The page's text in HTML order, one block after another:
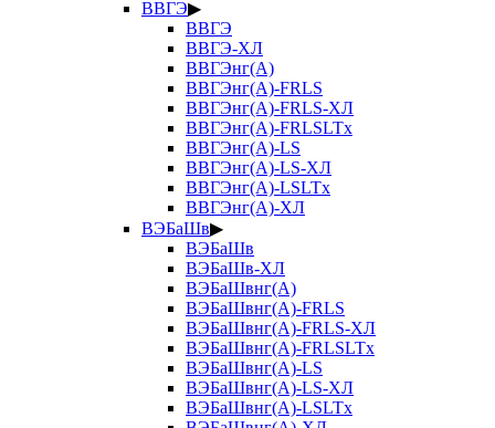
ВВГЭ▶
ВВГЭ
ВВГЭ-ХЛ
ВВГЭнг(А)
ВВГЭнг(А)-FRLS
ВВГЭнг(А)-FRLS-ХЛ
ВВГЭнг(А)-FRLSLTx
ВВГЭнг(А)-LS
ВВГЭнг(А)-LS-ХЛ
ВВГЭнг(А)-LSLTx
ВВГЭнг(А)-ХЛ
ВЭБаШв▶
ВЭБаШв
ВЭБаШв-ХЛ
ВЭБаШвнг(А)
ВЭБаШвнг(А)-FRLS
ВЭБаШвнг(А)-FRLS-ХЛ
ВЭБаШвнг(А)-FRLSLTx
ВЭБаШвнг(А)-LS
ВЭБаШвнг(А)-LS-ХЛ
ВЭБаШвнг(А)-LSLTx